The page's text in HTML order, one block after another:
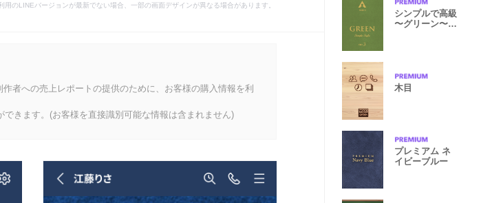
用のLINEバージョンが最新でない場合、一部の画面デザインが異なる場合があります。
者への売上レポートの提供のために、お客様の購入情報を利
きます。(お客様を直接識別可能な情報は含まれません)
シンプルで高級
〜グリーン〜
木目
プレミアム ネ
イビーブルー